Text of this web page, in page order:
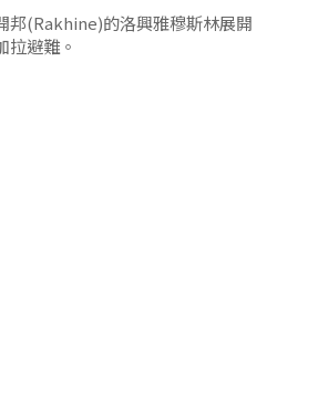
邦(Rakhine)的洛興雅穆斯林展開
拉避難。